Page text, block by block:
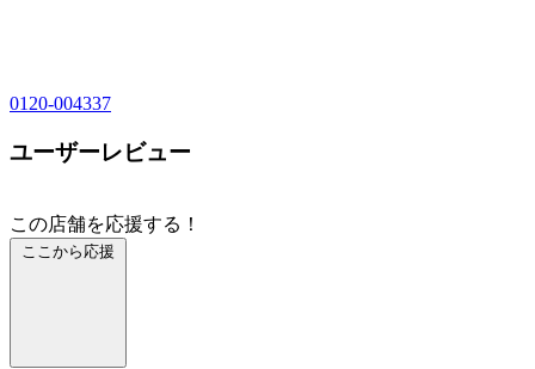
0120-004337
ユーザーレビュー
この店舗を応援する！
ここから応援